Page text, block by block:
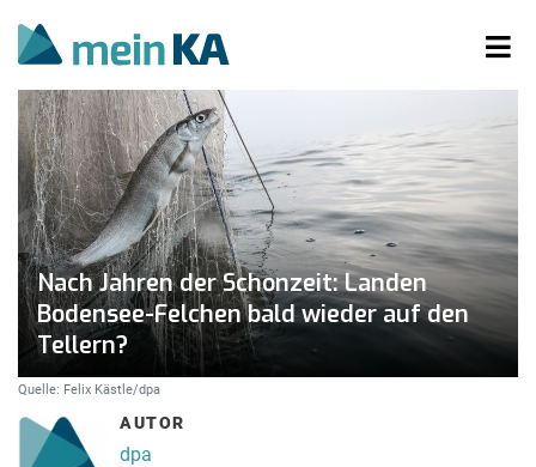
Nach Jahren der Schonzeit: Landen
Bodensee-Felchen bald wieder auf den
Tellern?
Quelle: Felix Kästle/dpa
AUTOR
dpa